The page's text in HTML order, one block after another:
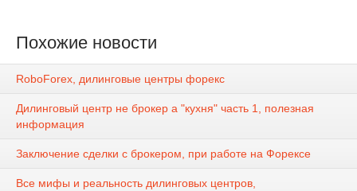
Похожие новости
RoboForex, дилинговые центры форекс
Дилинговый центр не брокер а "кухня" часть 1, полезная
информация
Заключение сделки с брокером, при работе на Форексе
Все мифы и реальность дилинговых центров,